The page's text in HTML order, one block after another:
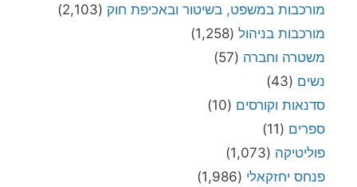
מורכבות במשפט, בשיטור ובאכיפת חוק (2,103)
מורכבות בניהול (1,258)
משטרה וחברה (57)
נשים (43)
סדנאות וקורסים (10)
ספרים (11)
פוליטיקה (1,073)
פנחס יחזקאלי (1,986)